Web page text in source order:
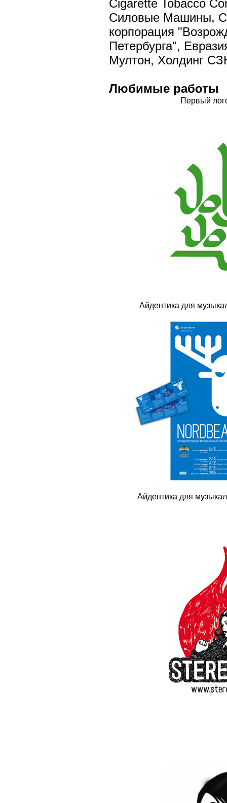
Cigarette Tobacco
Силовые Машины,
корпорация
Петербурга",
Мултон, Холдинг
Любимые работы
Первый
Айдентика для
Айдентика для